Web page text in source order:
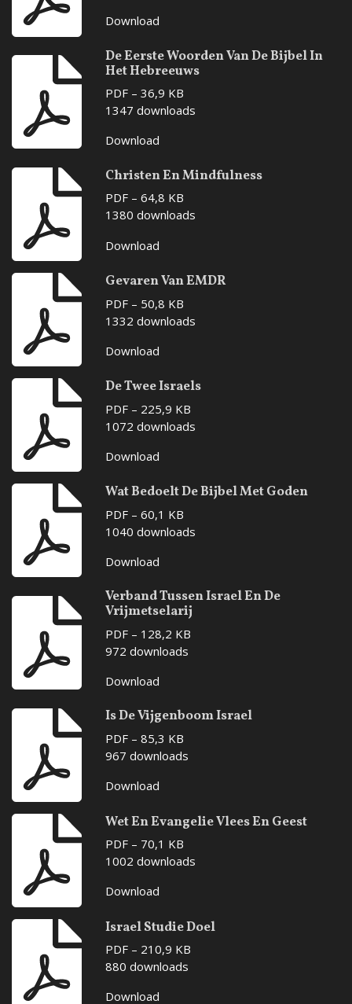
Download
De Eerste Woorden Van De Bijbel In
Het Hebreeuws
PDF – 36,9 KB
1347 downloads
Download
Christen En Mindfulness
PDF – 64,8 KB
1380 downloads
Download
Gevaren Van EMDR
PDF – 50,8 KB
1332 downloads
Download
De Twee Israels
PDF – 225,9 KB
1072 downloads
Download
Wat Bedoelt De Bijbel Met Goden
PDF – 60,1 KB
1040 downloads
Download
Verband Tussen Israel En De
Vrijmetselarij
PDF – 128,2 KB
972 downloads
Download
Is De Vijgenboom Israel
PDF – 85,3 KB
967 downloads
Download
Wet En Evangelie Vlees En Geest
PDF – 70,1 KB
1002 downloads
Download
Israel Studie Doel
PDF – 210,9 KB
880 downloads
Download